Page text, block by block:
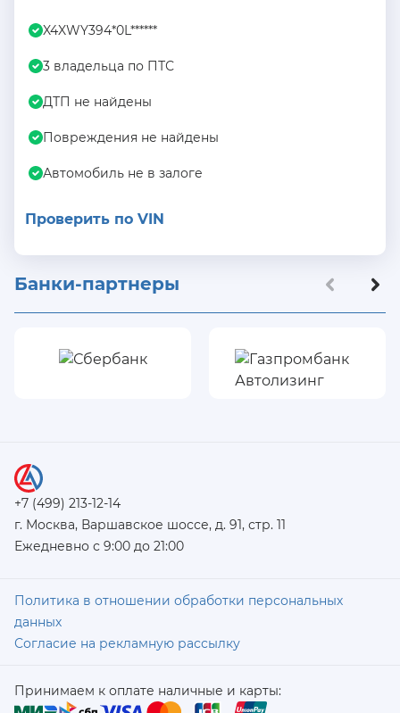
X4XWY394*0L******
3 владельца по ПТС
ДТП не найдены
Повреждения не найдены
Автомобиль не в залоге
Проверить по VIN
Банки-партнеры
+7 (499) 213-12-14
г. Москва, Варшавское шоссе, д. 91, стр. 11
Ежедневно с 9:00 до 21:00
Политика в отношении обработки персональных
данных
Согласие на рекламную рассылку
Принимаем к оплате наличные и карты: